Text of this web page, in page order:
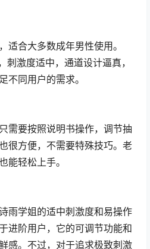
适合大多数成年男性使用。
刺激度适中，通道设计逼真，
不同用户的需求。
需要按照说明书操作，调节抽
很方便，不需要特殊技巧。老
能轻松上手。
雨学姐的适中刺激度和易操作
进阶用户，它的可调节功能和
感。不过，对于追求极致刺激